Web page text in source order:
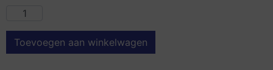
Toevoegen aan winkelwagen